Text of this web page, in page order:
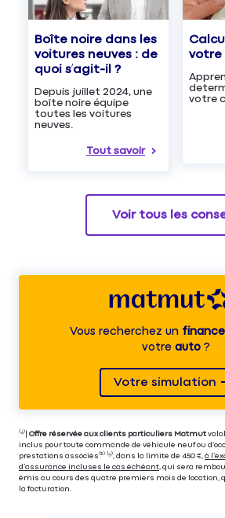
Boîte noire dans les
voitures neuves : de
quoi s’agit-il ?
Depuis juillet 2024, une
boîte noire équipe
toutes les voitures
neuves.
Tout savoir
votre
votre
Voir tous les
Vous recherchez un
votre auto?
Votre simulation
⁽⁴⁾| Offre réservée aux clients particuliers Matmut
inclus pour toute commande de véhicule neuf ou
prestations associés⁽³⁾ ⁽⁵⁾, dans la limite de 450 €, à
d’assurance incluses le cas échéant, qui sera
émis au cours des quatre premiers mois de location,
la facturation.